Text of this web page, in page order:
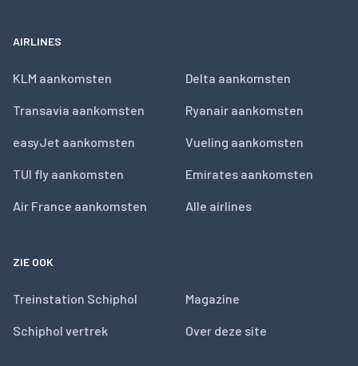
AIRLINES
KLM aankomsten
Transavia aankomsten
easyJet aankomsten
TUI fly aankomsten
Air France aankomsten
Delta aankomsten
Ryanair aankomsten
Vueling aankomsten
Emirates aankomsten
Alle airlines
ZIE OOK
Treinstation Schiphol
Schiphol vertrek
Magazine
Over deze site